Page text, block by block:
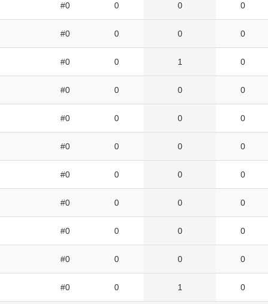
#0 0 0 0
#0 0 0 0
#0 0 1 0
#0 0 0 0
#0 0 0 0
#0 0 0 0
#0 0 0 0
#0 0 0 0
#0 0 0 0
#0 0 0 0
#0 0 1 0